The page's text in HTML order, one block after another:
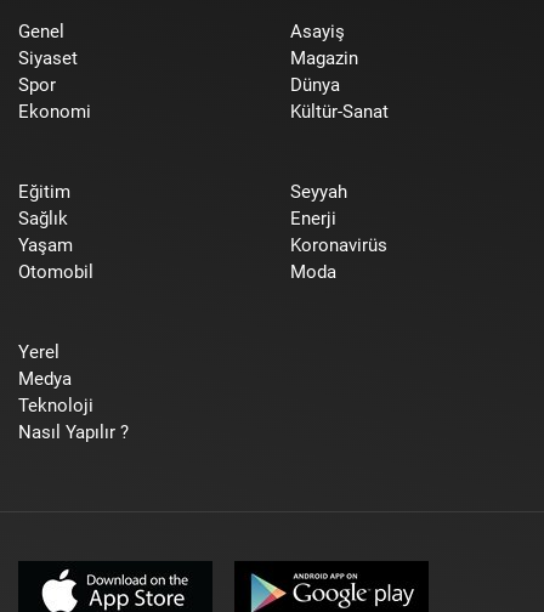
Genel
Siyaset
Spor
Ekonomi
Asayiş
Magazin
Dünya
Kültür-Sanat
Eğitim
Sağlık
Yaşam
Otomobil
Seyyah
Enerji
Koronavirüs
Moda
Yerel
Medya
Teknoloji
Nasıl Yapılır ?